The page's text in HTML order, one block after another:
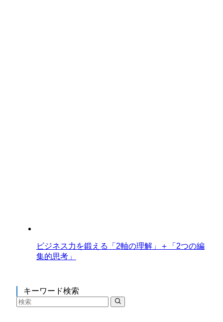
ビジネス力を鍛える「2軸の理解」＋「2つの編
集的思考」
キーワード検索